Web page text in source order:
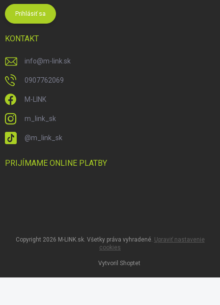
Prihlásiť sa
KONTAKT
info@m-link.sk
0907762069
M-LINK
m_link_sk
@m_link_sk
PRIJÍMAME ONLINE PLATBY
Vytvoril Shoptet
Copyright 2026 M-LINK.sk. Všetky práva vyhradené. Upraviť nastavenie
cookies